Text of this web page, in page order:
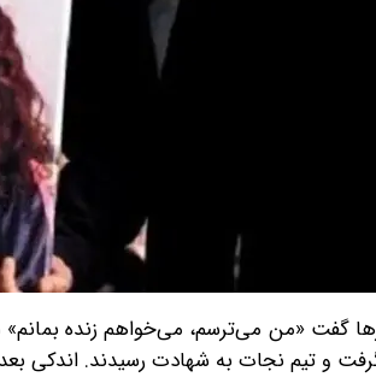
گفت «من می‌ترسم، می‌خواهم زنده بمانم»
و تیم نجات به شهادت رسیدند. اندکی